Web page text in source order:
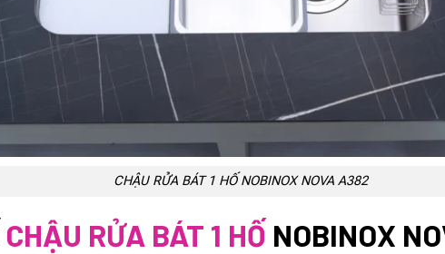
CHẬU RỬA BÁT 1 HỐ NOBINOX NOVA A382
CHẬU RỬA BÁT 1 HỐ NOBINOX